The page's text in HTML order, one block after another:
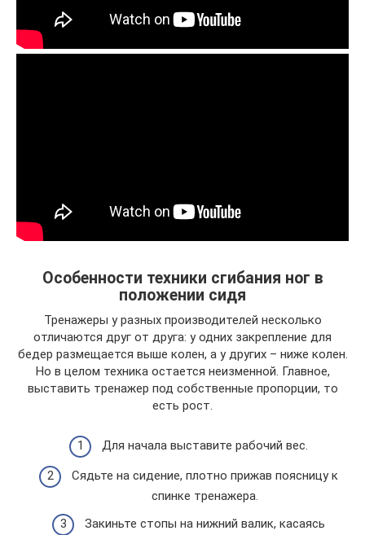
Особенности техники сгибания ног в
положении сидя
Тренажеры у разных производителей несколько
отличаются друг от друга: у одних закрепление для
бедер размещается выше колен, а у других – ниже колен.
Но в целом техника остается неизменной. Главное,
выставить тренажер под собственные пропорции, то
есть рост.
Для начала выставите рабочий вес.
Сядьте на сидение, плотно прижав поясницу к
спинке тренажера.
Закиньте стопы на нижний валик, касаясь